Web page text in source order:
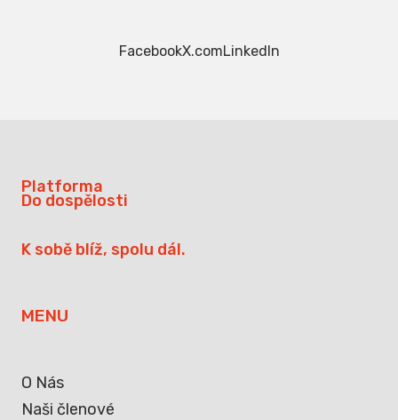
FacebookX.comLinkedIn
Platforma
Do dospělosti
K sobě blíž, spolu dál.
MENU
O Nás
Naši členové